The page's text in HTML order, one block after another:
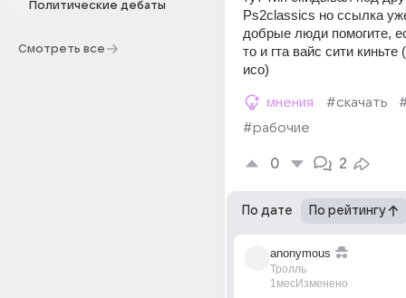
Политические дебаты
Смотреть все
Ps2classics но ссылка
добрые люди помогите,
то и гта вайс сити
исо)
мнения #скачать
#рабочие
0 2
По дате По рейтингу
anonymous
Тролль
1месИзменено